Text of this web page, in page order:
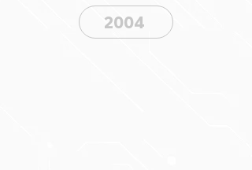
2004